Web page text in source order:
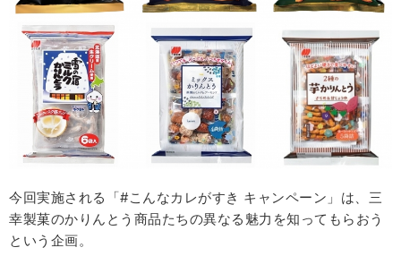
今回実施される「#こんなカレがすき キャンペーン」は、三
幸製菓のかりんとう商品たちの異なる魅力を知ってもらおう
という企画。